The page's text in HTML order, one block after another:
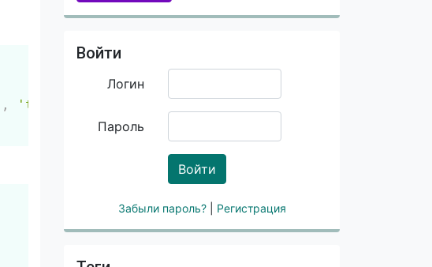
, 'test_id'
Войти
Логин
Пароль
Войти
Забыли пароль? Регистрация